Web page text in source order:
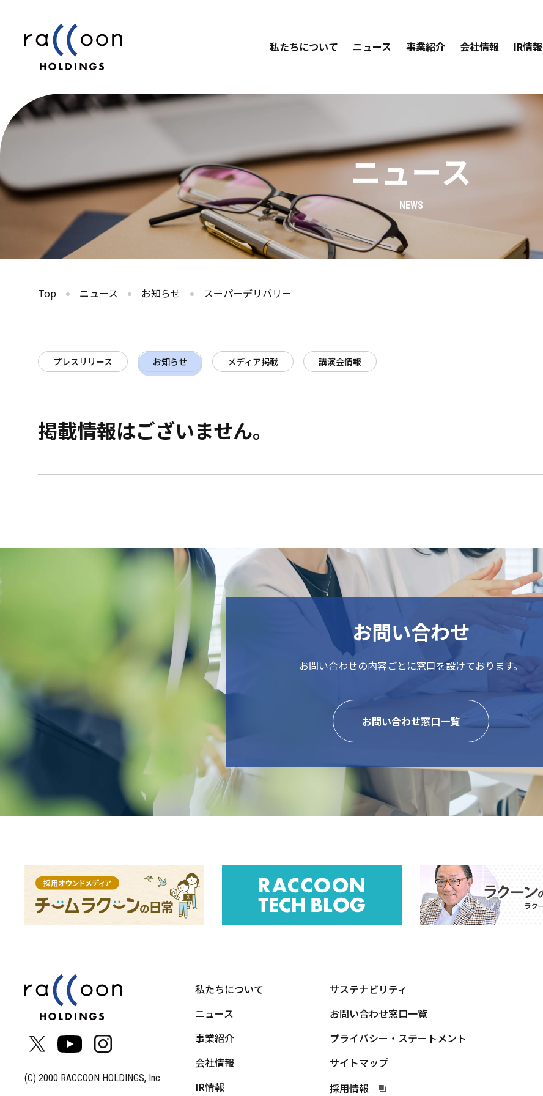
私たちについて ニュース 事業紹介 会社情報 IR情報
ニュース
NEWS
Top ニュース お知らせ スーパーデリバリー
プレスリリース お知らせ メディア掲載 講演会情報
掲載情報はございません。
お問い合わせ
お問い合わせの内容ごとに窓口を設けております。
お問い合わせ窓口一覧
(C) 2000 RACCOON HOLDINGS, Inc.
私たちについて
ニュース
事業紹介
会社情報
IR情報
サステナビリティ
お問い合わせ窓口一覧
プライバシー・ステートメント
サイトマップ
採用情報